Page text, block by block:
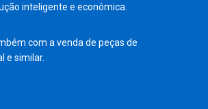
inteligente e econômica.
com a venda de peças de
e similar.